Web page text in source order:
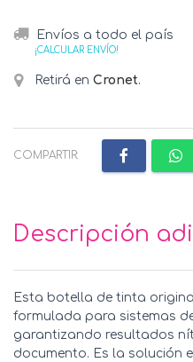
Envíos a todo el país
¡CALCULAR ENVÍO!
Retirá en Cronet.
COMPARTIR:
Descripción
Esta botella de tinta
formulada para sistemas
garantizando resultados
documento. Es la solución